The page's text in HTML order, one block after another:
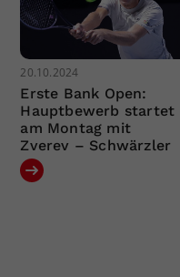
20.10.2024
Erste Bank Open:
Hauptbewerb startet
am Montag mit
Zverev – Schwärzler